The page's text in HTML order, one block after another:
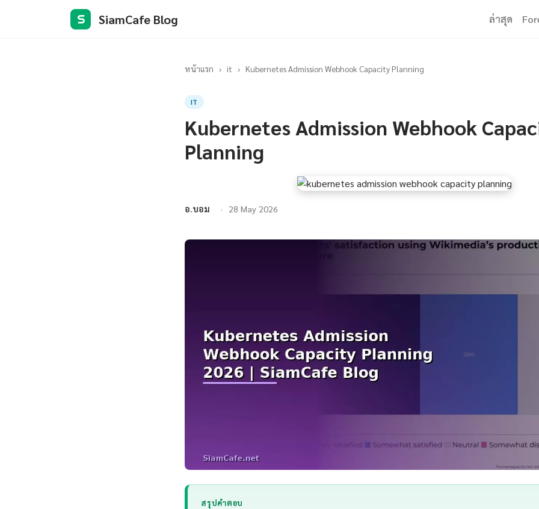
S SiamCafe Blog ล่าสุด
หน้าแรก › it › Kubernetes Admission Webhook Capacity Planning
IT
Kubernetes Admission Webhook
Planning
อ.บอม 28 May 2026
สรุปคำตอบ